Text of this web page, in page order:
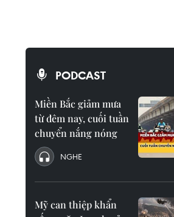
PODCAST
Miền Bắc giảm mưa
từ đêm nay, cuối tuần
chuyển nắng nóng
NGHE
Mỹ can thiệp khẩn